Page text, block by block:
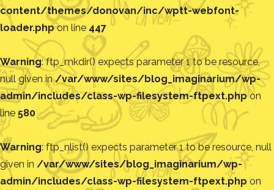
content/themes/donovan/inc/wptt-webfont-
loader.phpon line 447
Warning: ftp_mkdir() expects parameter 1 to be resource,
null given in/var/www/sites/blog_imaginarium/wp-
admin/includes/class-wp-filesystem-ftpext.phpon
line 580
Warning: ftp_nlist() expects parameter 1 to be resource, null
given in /var/www/sites/blog_imaginarium/wp-
admin/includes/class-wp-filesystem-ftpext.php on